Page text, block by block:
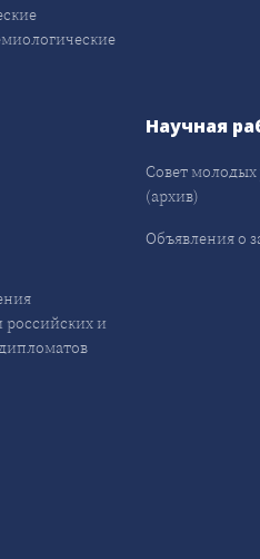
и
Научная
Совет
(архив)
Объявления о